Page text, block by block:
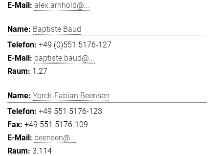
alex.arnhold@...
Baptiste Baud
+49 (0)551 5176-127
baptiste.baud@...
1.27
Yorck-Fabian Beensen
+49 551 5176-123
+49 551 5176-109
beensen@...
3.114